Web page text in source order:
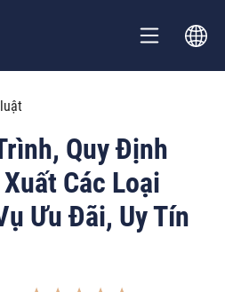
Quy Định
Các Loại
Ưu Đãi, Uy Tín